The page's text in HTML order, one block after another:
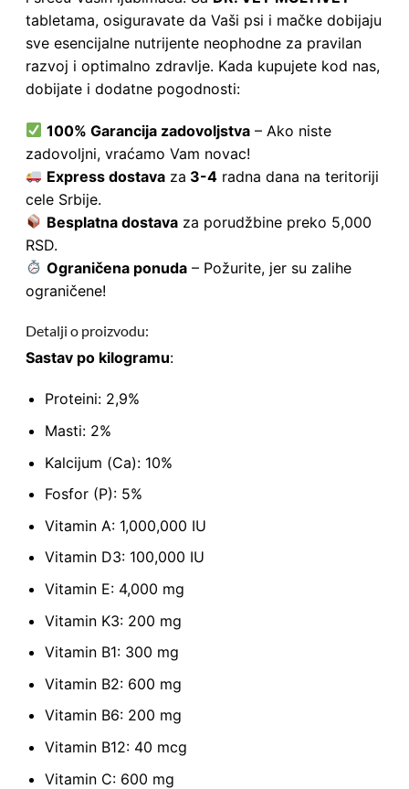
tabletama, osiguravate da Vaši psi i mačke dobijaju
sve esencijalne nutrijente neophodne za pravilan
razvoj i optimalno zdravlje. Kada kupujete kod nas,
dobijate i dodatne pogodnosti:
100% Garancija zadovoljstva – Ako niste
zadovoljni, vraćamo Vam novac!
Express dostava za 3-4 radna dana na teritoriji
cele Srbije.
Besplatna dostava za porudžbine preko 5,000
RSD.
Ograničena ponuda – Požurite, jer su zalihe
ograničene!
Detalji o proizvodu:
Sastav po kilogramu:
Proteini: 2,9%
Masti: 2%
Kalcijum (Ca): 10%
Fosfor (P): 5%
Vitamin A: 1,000,000 IU
Vitamin D3: 100,000 IU
Vitamin E: 4,000 mg
Vitamin K3: 200 mg
Vitamin B1: 300 mg
Vitamin B2: 600 mg
Vitamin B6: 200 mg
Vitamin B12: 40 mcg
Vitamin C: 600 mg